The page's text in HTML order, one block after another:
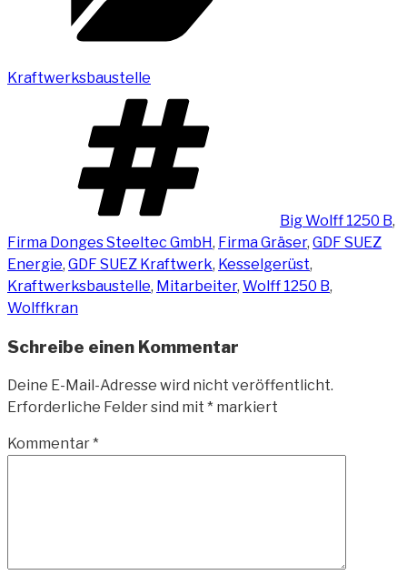
Kraftwerksbaustelle
Big Wolff 1250 B,
Firma Donges Steeltec GmbH, Firma Gräser, GDF SUEZ
Energie, GDF SUEZ Kraftwerk, Kesselgerüst,
Kraftwerksbaustelle, Mitarbeiter, Wolff 1250 B,
Wolffkran
Schreibe einen Kommentar
Deine E-Mail-Adresse wird nicht veröffentlicht.
Erforderliche Felder sind mit * markiert
Kommentar*